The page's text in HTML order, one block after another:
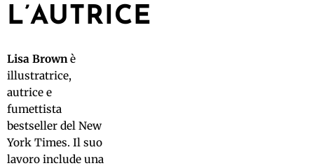
L’AUTRICE
Lisa Brown è
illustratrice,
autrice e
fumettista
bestseller del New
York Times. Il suo
lavoro include una